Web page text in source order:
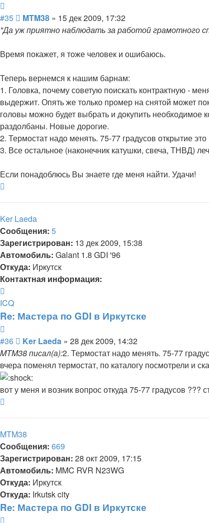
#35
Сообщение
MTM38 » 15 дек 2009, 17:32
"Да уж приятно наблюдать за работой грамотного
Время покажет, я тоже человек и ошибаюсь.
Теперь вернемся к нашим барнам:
1. Головка, почему советую поискать контрактную -
выдержит. Опять же только промер на снятой может
головы можно будет выбрать и докупить
раздолбаны. Новые дорогие.
2. Термостат надо менять. 75-77 градусов открытие
3. Все остальное (наконечник катушки, свеча, ТНВД)
Если понадоблюсь Вы знаете где меня найти. Удачи!
Ker Laeda
Сообщения: 5
Зарегистрирован: 13 дек 2009, 15:38
Автомобиль: Galant 1.8 GDI '96
Откуда: Иркутск
Контактная информация:
информация
пользователя
Laeda
ICQ
Re: Мастера по GDI в Иркутске
#36
Сообщение
Ker Laeda » 28 дек 2009, 14:32
MTM38 писал(а):2. Термостат надо менять. 75-77
вчера поменял термостат, по каталогу посмотрели и
вот у меня и возник вопрос откуда 75-77 градусов
MTM38
Сообщения: 669
Зарегистрирован: 28 окт 2009, 17:15
Автомобиль: MMC RVR N23WG
Откуда: Иркутск
Откуда: Irkutsk city
Re: Мастера по GDI в Иркутске